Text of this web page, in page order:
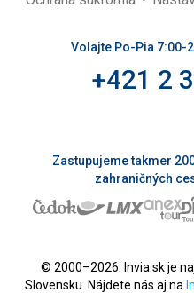
Volajte Po-Pia 7:00-
+421 2
Zastupujeme takmer
zahraničných
© 2000–2026. Invia.sk je
Slovensku. Nájdete nás aj na